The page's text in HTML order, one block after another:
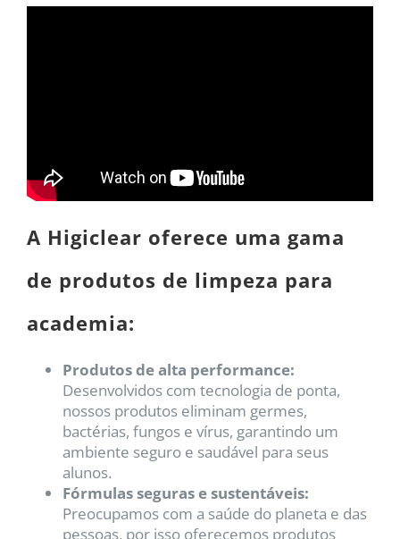
A Higiclear oferece uma gama
de produtos de limpeza para
academia:
Produtos de alta performance:
Desenvolvidos com tecnologia de ponta,
nossos produtos eliminam germes,
bactérias, fungos e vírus, garantindo um
ambiente seguro e saudável para seus
alunos.
Fórmulas seguras e sustentáveis:
Preocupamos com a saúde do planeta e das
pessoas, por isso oferecemos produtos